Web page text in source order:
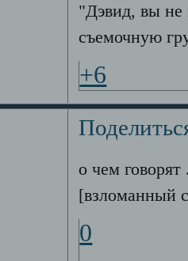
"Дэвид, вы не
съемочную
+6
о чем
[взломанный
0